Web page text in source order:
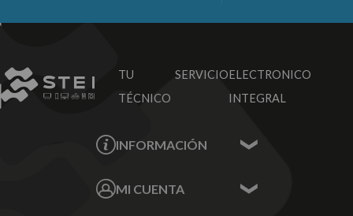
TU SERVICIO
TÉCNICO
ELECTRONICO
INTEGRAL
INFORMACIÓN
Sobre nosotros
MI CUENTA